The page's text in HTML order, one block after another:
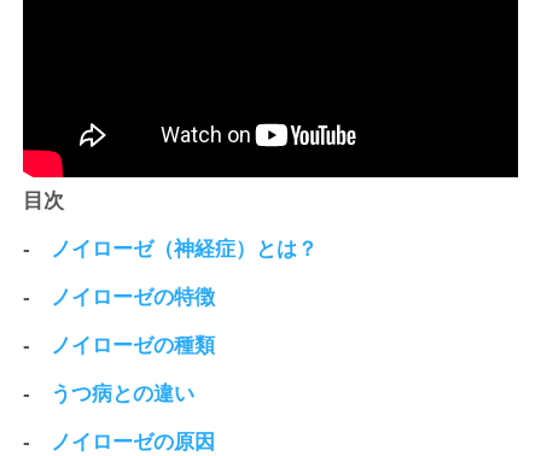
目次
- ノイローゼ（神経症）とは？
- ノイローゼの特徴
- ノイローゼの種類
- うつ病との違い
- ノイローゼの原因